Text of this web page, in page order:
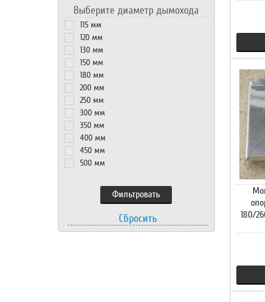
Выберите диаметр дымохода
115 мм
120 мм
130 мм
150 мм
180 мм
200 мм
250 мм
300 мм
350 мм
400 мм
450 мм
500 мм
Сбросить
180/